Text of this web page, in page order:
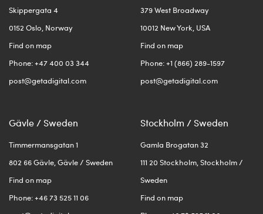
Skippergata 4
0152 Oslo, Norway
Find on map
Phone: +47 400 03 344
post@getadigital.com
379 West Broadway
10012 New York, USA
Find on map
Phone: +1 (866) 289-1597
post@getadigital.com
Gävle / Sweden
Timmermansgatan 1
802 66 Gävle, Gävle / Sweden
Find on map
Phone: +46 73 525 11 06
Stockholm / Sweden
Gamla Brogatan 32
111 20 Stockholm, Stockholm /
Sweden
Find on map